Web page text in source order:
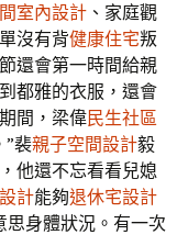
室內設計 、家庭觀
沒有背健康住宅叛
還會第一時間給親
都雅的衣服，還會
間，梁偉民生社區
”裴親子空間設計毅
他還不忘看看兒媳
計能夠退休宅設計
思身體狀況。有一次